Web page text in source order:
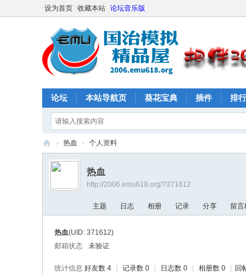
设为首页 收藏本站 论坛音乐版
论坛 本站导航页 葵花宝典 插件 排
E
› 热血 › 个人资料
热血
http://2006.emu618.org/?371612
主题 日志 相册 记录 分享 留言
热血(UID: 371612)
邮箱状态
未验证
统计信息 好友数 4 记录数 0 日志数 0 相册数 0 回